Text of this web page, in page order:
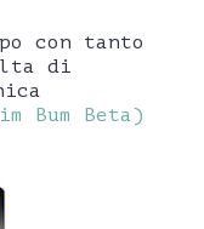
con tanto
di
Bum Beta)